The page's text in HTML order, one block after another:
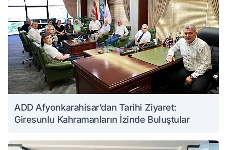
ADD Afyonkarahisar’dan Tarihi Ziyaret:
Giresunlu Kahramanların İzinde Buluştular